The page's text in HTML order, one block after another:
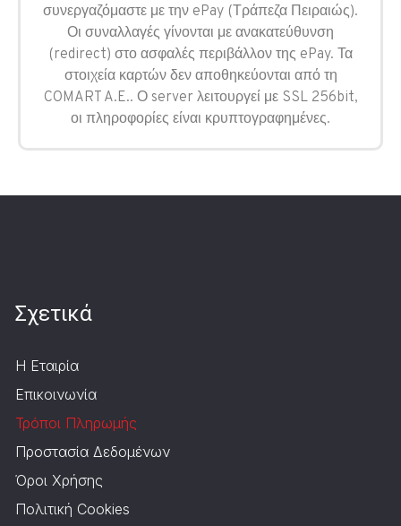
συνεργαζόμαστε με την ePay (Τράπεζα Πειραιώς).
Οι συναλλαγές γίνονται με ανακατεύθυνση
(redirect) στο ασφαλές περιβάλλον της ePay. Τα
στοιχεία καρτών δεν αποθηκεύονται από τη
COMART A.E.. Ο server λειτουργεί με SSL 256bit,
οι πληροφορίες είναι κρυπτογραφημένες.
Σχετικά
Η Εταιρία
Επικοινωνία
Τρόποι Πληρωμής
Προστασία Δεδομένων
Όροι Χρήσης
Πολιτική Cookies